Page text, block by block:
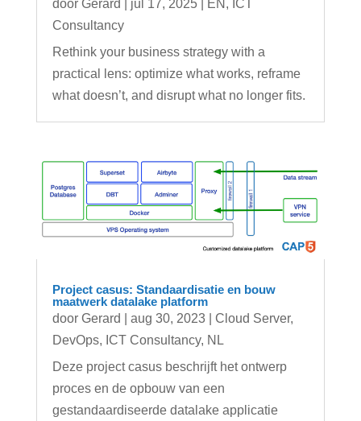
door Gerard jul 17, 2025| EN , ICT
Consultancy
Rethink your business strategy with a
practical lens: optimize what works, reframe
what doesn’t, and disrupt what no longer fits.
Project casus: Standaardisatie en bouw
maatwerk datalake platform
door Gerard aug 30, 2023| Cloud Server,
DevOps, ICT Consultancy, NL
Deze project casus beschrijft het ontwerp
proces en de opbouw van een
gestandaardiseerde datalake applicatie